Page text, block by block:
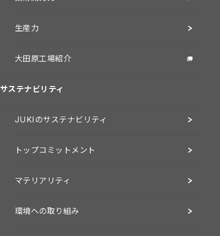
生産力
大田原工場紹介
サステナビリティ
JUKIのサステナビリティ
トップコミットメント
マテリアリティ
環境への取り組み